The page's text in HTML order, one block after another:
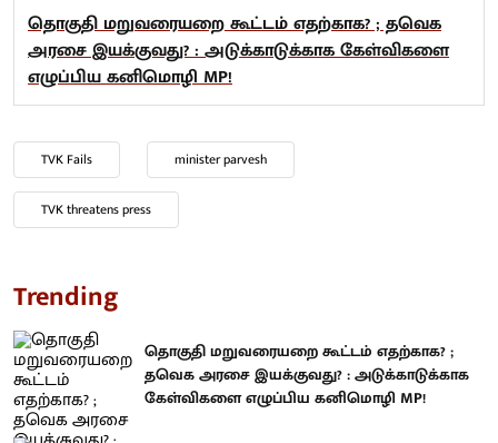
தொகுதி மறுவரையறை கூட்டம் எதற்காக? ; தவெக
அரசை இயக்குவது? : அடுக்காடுக்காக கேள்விகளை
எழுப்பிய கனிமொழி MP!
TVK Fails minister parvesh
TVK threatens press
Trending
தொகுதி மறுவரையறை கூட்டம் எதற்காக? ;
தவெக அரசை இயக்குவது? : அடுக்காடுக்காக
கேள்விகளை எழுப்பிய கனிமொழி MP!